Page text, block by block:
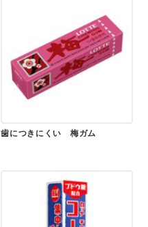
歯につきにくい 梅ガム